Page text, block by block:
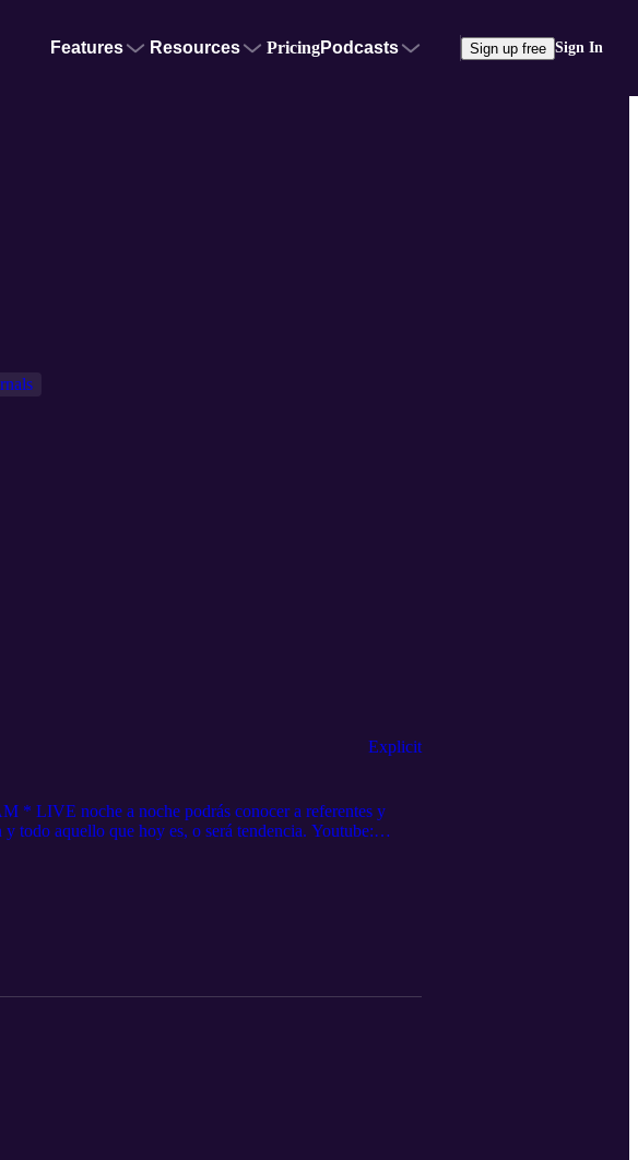
Features Resources PricingPodcasts Sign up free Sign In
Explicit
* LIVE noche a noche podrás conocer a referentes y
todo aquello que hoy es, o será tendencia. Youtube:
mijangos Powered by podbox.com y